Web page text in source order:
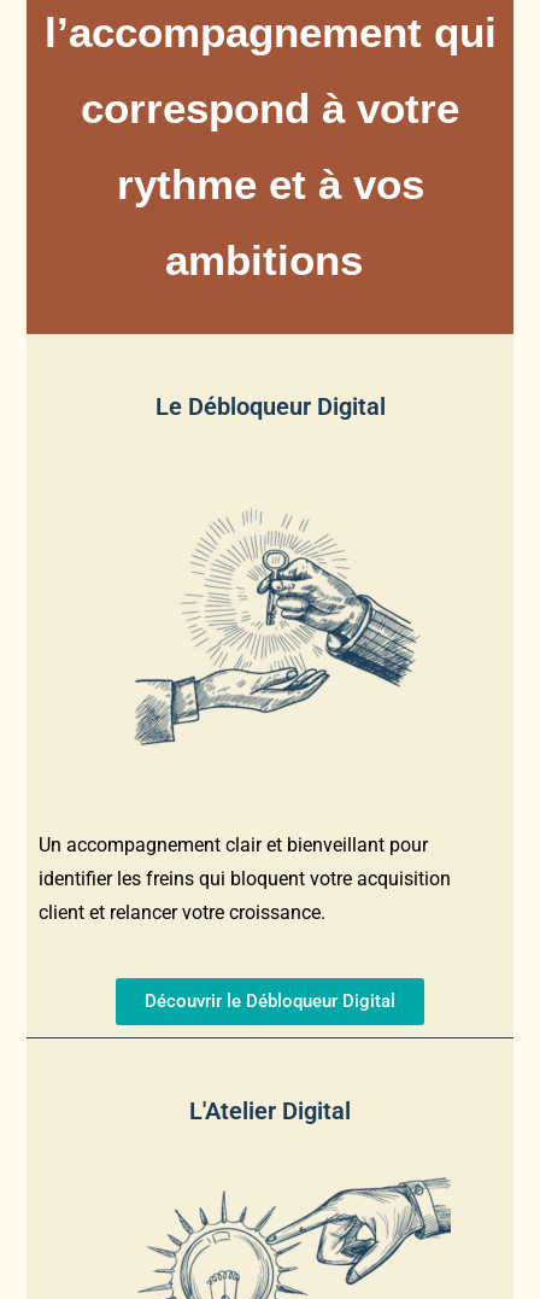
l’accompagnement qui
correspond à votre
rythme et à vos
ambitions
Le Débloqueur Digital
Un accompagnement clair et bienveillant pour
identifier les freins qui bloquent votre acquisition
client et relancer votre croissance.
Découvrir le Débloqueur Digital
L'Atelier Digital